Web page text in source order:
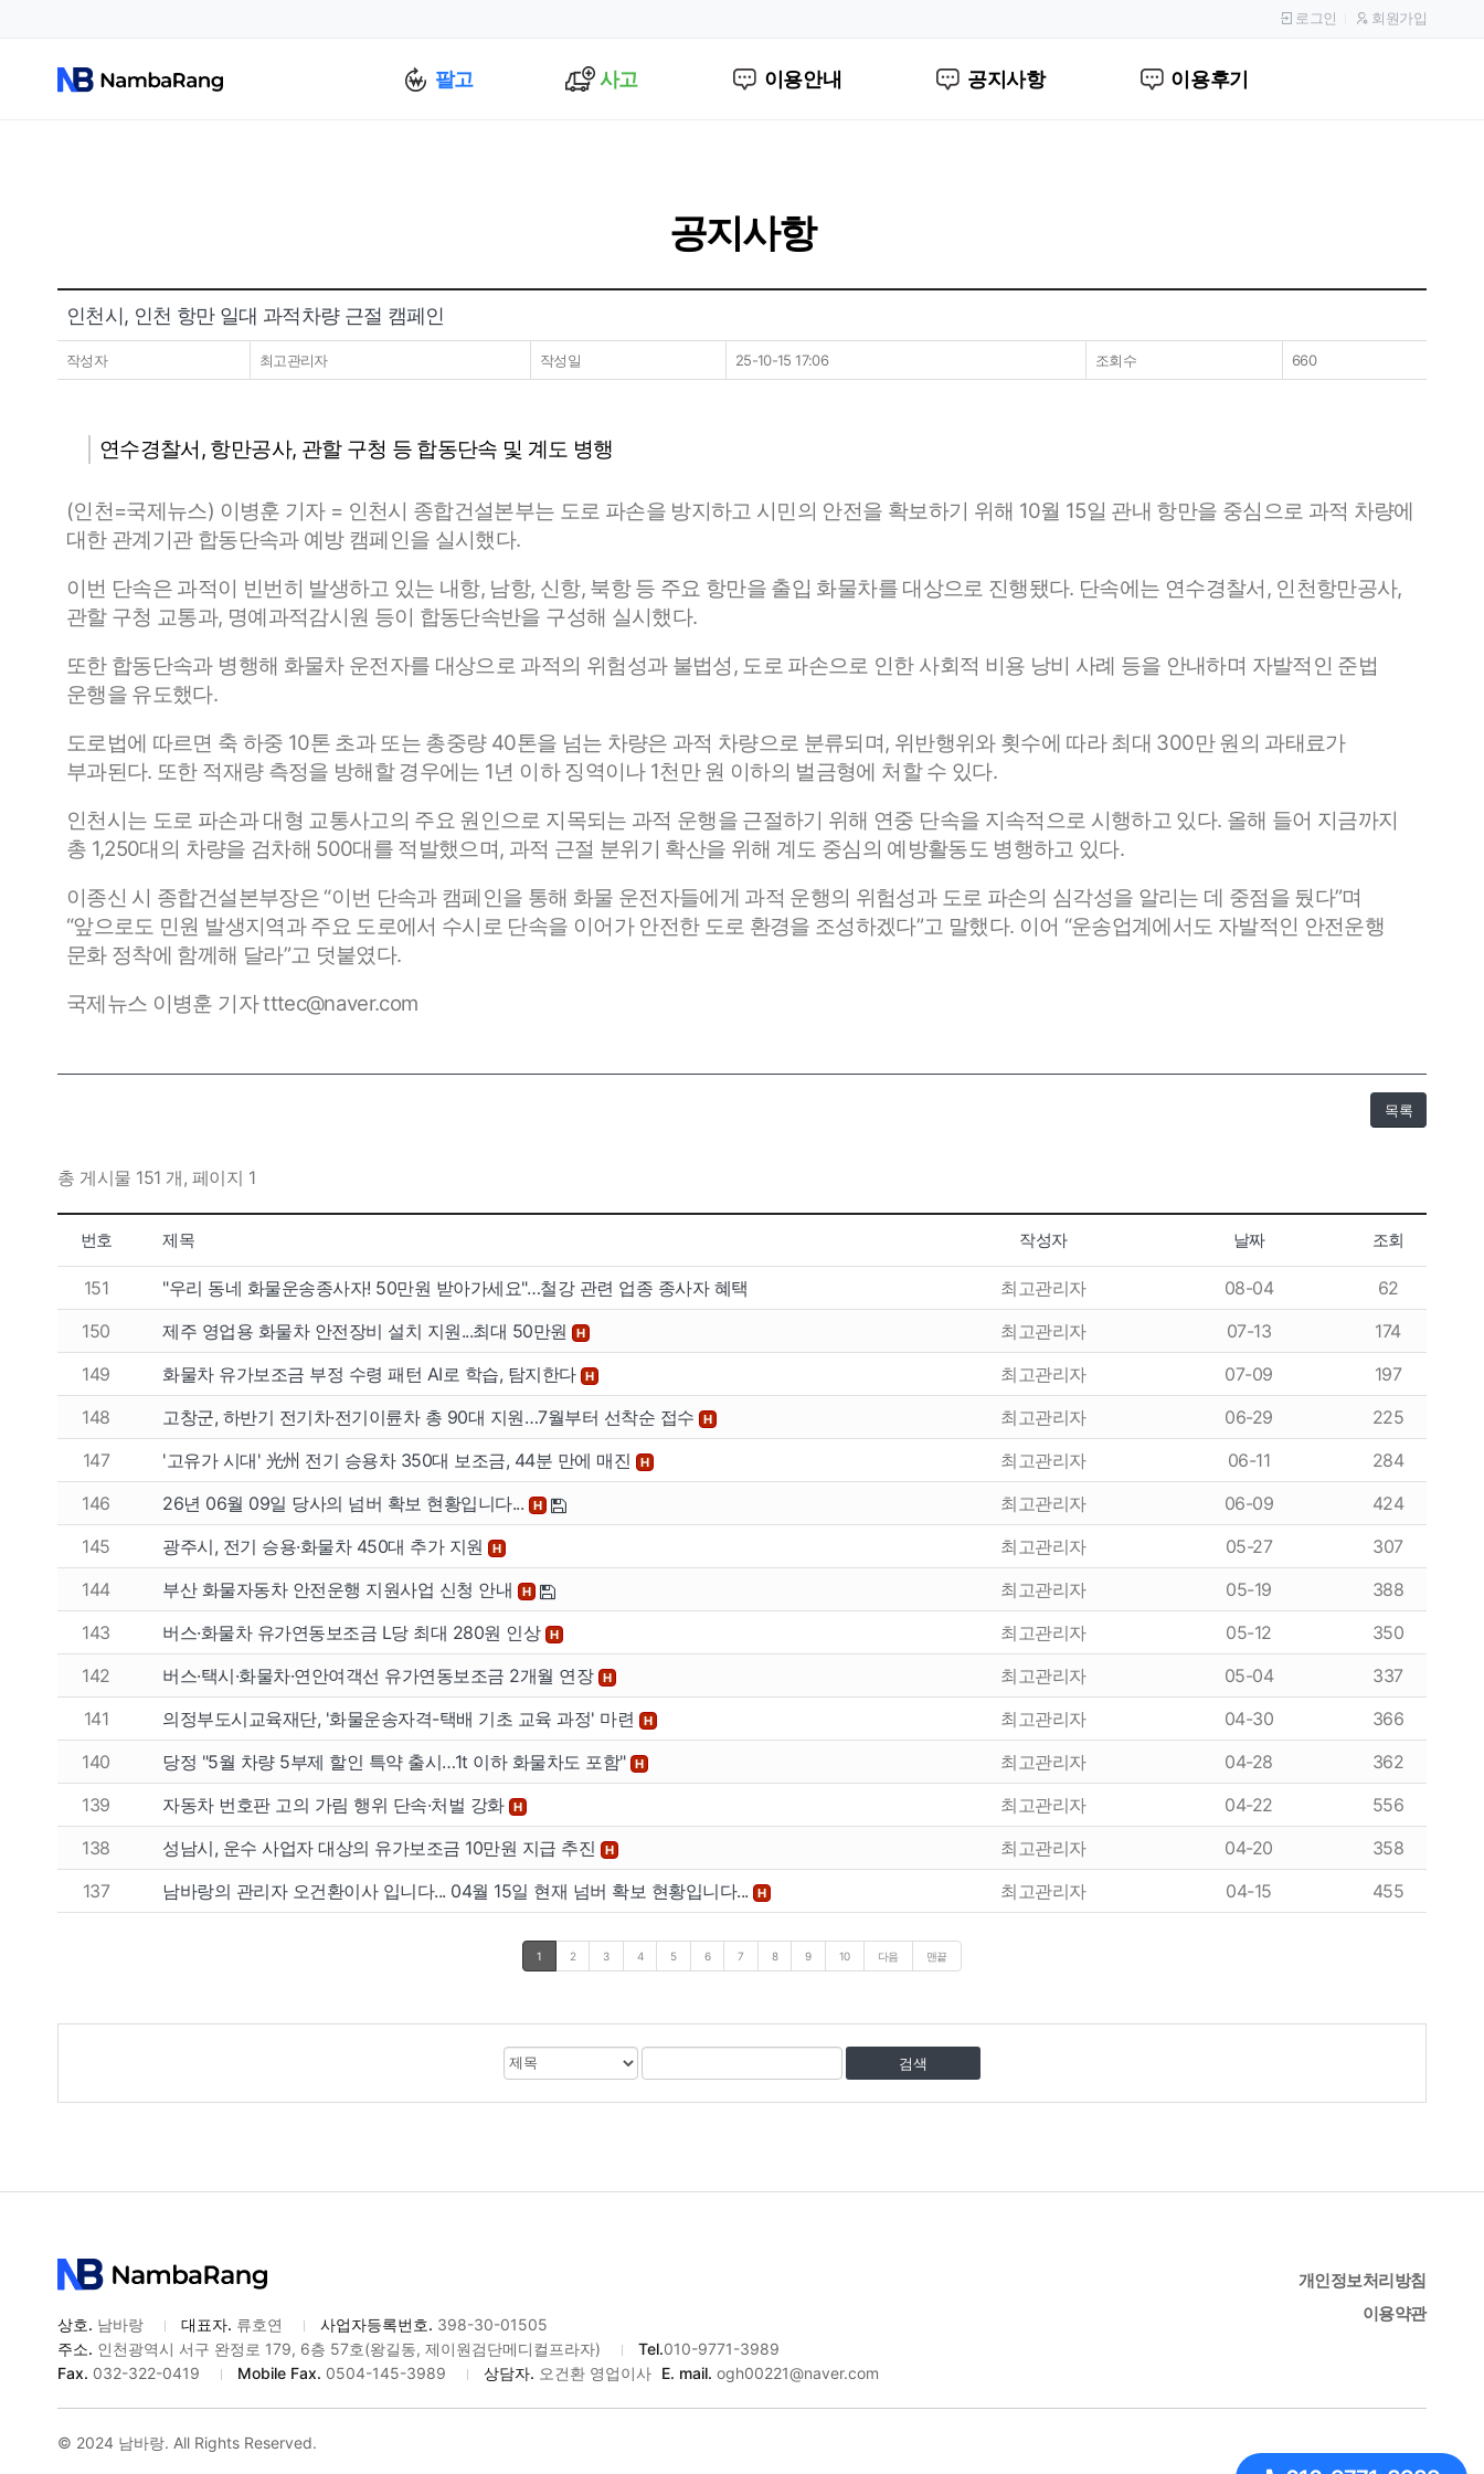
팔고
개인넘버
법인넘버
사고
개인넘버
법인넘버
이용안내
이용안내
공지사항
공지사항
이용후기
이용후기
로그인 회원가입
팔고 사고 이용안내 공지사항 이용후기
공지사항
인천시, 인천 항만 일대 과적차량 근절 캠페인
작성자 최고관리자 작성일 25-10-15 17:06 조회수 660
연수경찰서, 항만공사, 관할 구청 등 합동단속 및 계도 병행
(인천=국제뉴스) 이병훈 기자 = 인천시 종합건설본부는 도로 파손을 방지하고 시민의 안전을 확보하기 위해 10월 15일 관내 항만을 중심으로 과적 차량에
대한 관계기관 합동단속과 예방 캠페인을 실시했다.
이번 단속은 과적이 빈번히 발생하고 있는 내항, 남항, 신항, 북항 등 주요 항만을 출입 화물차를 대상으로 진행됐다. 단속에는 연수경찰서, 인천항만공사,
관할 구청 교통과, 명예과적감시원 등이 합동단속반을 구성해 실시했다.
또한 합동단속과 병행해 화물차 운전자를 대상으로 과적의 위험성과 불법성, 도로 파손으로 인한 사회적 비용 낭비 사례 등을 안내하며 자발적인 준법
운행을 유도했다.
도로법에 따르면 축 하중 10톤 초과 또는 총중량 40톤을 넘는 차량은 과적 차량으로 분류되며, 위반행위와 횟수에 따라 최대 300만 원의 과태료가
부과된다. 또한 적재량 측정을 방해할 경우에는 1년 이하 징역이나 1천만 원 이하의 벌금형에 처할 수 있다.
인천시는 도로 파손과 대형 교통사고의 주요 원인으로 지목되는 과적 운행을 근절하기 위해 연중 단속을 지속적으로 시행하고 있다. 올해 들어 지금까지
총 1,250대의 차량을 검차해 500대를 적발했으며, 과적 근절 분위기 확산을 위해 계도 중심의 예방활동도 병행하고 있다.
이종신 시 종합건설본부장은 “이번 단속과 캠페인을 통해 화물 운전자들에게 과적 운행의 위험성과 도로 파손의 심각성을 알리는 데 중점을 뒀다”며
“앞으로도 민원 발생지역과 주요 도로에서 수시로 단속을 이어가 안전한 도로 환경을 조성하겠다”고 말했다. 이어 “운송업계에서도 자발적인 안전운행
문화 정착에 함께해 달라”고 덧붙였다.
국제뉴스 이병훈 기자 tttec@naver.com
목록
총 게시물 151 개, 페이지 1
번호 제목 작성자 날짜 조회
151 "우리 동네 화물운송종사자! 50만원 받아가세요"…철강 관련 업종 종사자 혜택 최고관리자 08-04
62
150
제주 영업용 화물차 안전장비 설치 지원...최대 50만원 H 최고관리자 07-13
174
149
화물차 유가보조금 부정 수령 패턴 AI로 학습, 탐지한다 H 최고관리자 07-09
197
148
고창군, 하반기 전기차·전기이륜차 총 90대 지원…7월부터 선착순 접수 H 최고관리자 06-29
225
147
'고유가 시대' 光州 전기 승용차 350대 보조금, 44분 만에 매진 H 최고관리자 06-11
284
146
26년 06월 09일 당사의 넘버 확보 현황입니다... H 최고관리자 06-09
424
145
광주시, 전기 승용·화물차 450대 추가 지원 H 최고관리자 05-27
307
144
부산 화물자동차 안전운행 지원사업 신청 안내 H 최고관리자 05-19
388
143
버스·화물차 유가연동보조금 L당 최대 280원 인상 H 최고관리자 05-12
350
142
버스·택시·화물차·연안여객선 유가연동보조금 2개월 연장 H 최고관리자 05-04
337
141
의정부도시교육재단, '화물운송자격-택배 기초 교육 과정' 마련 H 최고관리자 04-30
366
140
당정 "5월 차량 5부제 할인 특약 출시…1t 이하 화물차도 포함" H 최고관리자 04-28
362
139
자동차 번호판 고의 가림 행위 단속·처벌 강화 H 최고관리자 04-22
556
138
성남시, 운수 사업자 대상의 유가보조금 10만원 지급 추진 H 최고관리자 04-20
358
137
남바랑의 관리자 오건환이사 입니다... 04월 15일 현재 넘버 확보 현황입니다... H 최고관리자 04-15 455
1 2 3 4 5 6 7 8 9 10 다음 맨끝
검
검
색
대
상
검
어
상호. 남바랑 대표자. 류호연 사업자등록번호. 398-30-01505
주소. 인천광역시 서구 완정로 179, 6층 57호(왕길동, 제이원검단메디컬프라자) Tel.010-9771-3989
Fax. 032-322-0419 Mobile Fax. 0504-145-3989 상담자. 오건환 영업이사 E. mail. ogh00221@naver.com
개인정보처리방침
이용약관
© 2024 남바랑. All Rights Reserved.